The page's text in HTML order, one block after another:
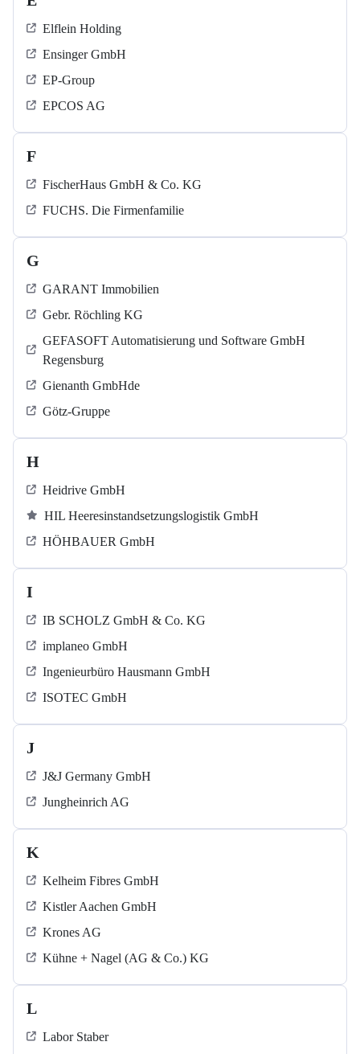
Elflein Holding
Ensinger GmbH
EP-Group
EPCOS AG
F
FischerHaus GmbH & Co. KG
FUCHS. Die Firmenfamilie
G
GARANT Immobilien
Gebr. Röchling KG
GEFASOFT Automatisierung und Software GmbH
Regensburg
Gienanth GmbHde
Götz-Gruppe
H
Heidrive GmbH
HIL Heeresinstandsetzungslogistik GmbH
HÖHBAUER GmbH
I
IB SCHOLZ GmbH & Co. KG
implaneo GmbH
Ingenieurbüro Hausmann GmbH
ISOTEC GmbH
J
J&J Germany GmbH
Jungheinrich AG
K
Kelheim Fibres GmbH
Kistler Aachen GmbH
Krones AG
Kühne + Nagel (AG & Co.) KG
L
Labor Staber